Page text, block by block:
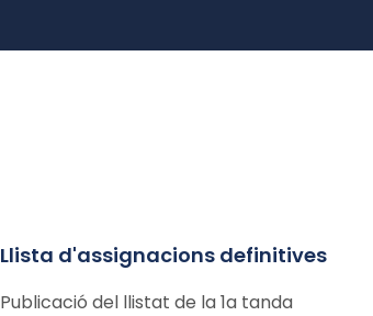
Llista d'assignacions definitives
Publicació del llistat de la 1a tanda